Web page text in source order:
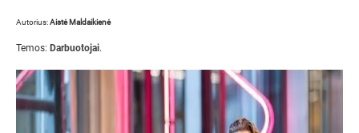
Autorius:Aistė Maldaikienė
Temos: Darbuotojai.